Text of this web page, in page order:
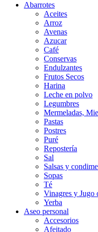
Abarrotes
Aceites
Arroz
Avenas
Azucar
Café
Conservas
Endulzantes
Frutos Secos
Harina
Leche en polvo
Legumbres
Mermeladas,
Pastas
Postres
Puré
Repostería
Sal
Salsas y
Sopas
Té
Vinagres y Jugo
Yerba
Aseo personal
Accesorios
Afeitado